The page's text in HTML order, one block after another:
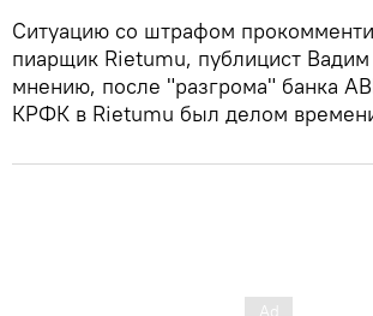
Ситуацию со штрафом
пиарщик Rietumu, публицист
мнению, после "разгрома" банка
КРФК в Rietumu был делом